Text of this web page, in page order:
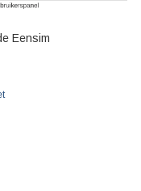
Eensim